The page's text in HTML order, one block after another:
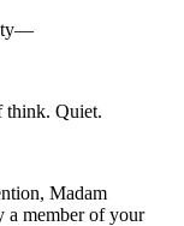
think. Quiet.
Madam
a member of your